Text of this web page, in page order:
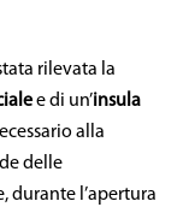
rilevata la
e di un’insula
alla
delle
durante l’apertura